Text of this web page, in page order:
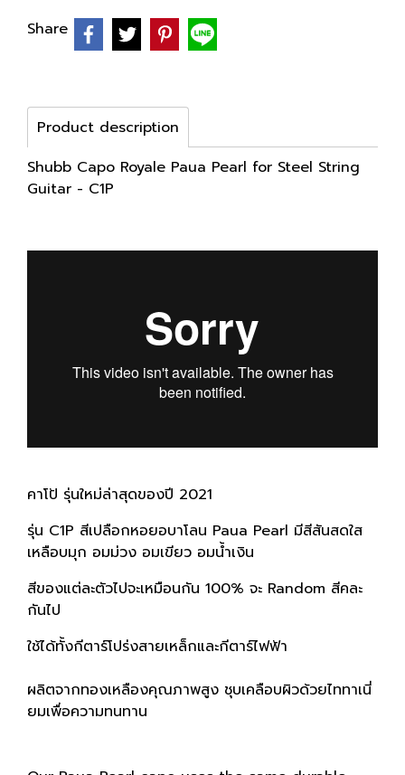
Share
Product description
Shubb Capo Royale Paua Pearl for Steel String
Guitar - C1P
คาโป้ รุ่นใหม่ล่าสุดของปี 2021
รุ่น C1P สีเปลือกหอยอบาโลน Paua Pearl มีสีสันสดใส
เหลือบมุก อมม่วง อมเขียว อมน้ำเงิน
สีของแต่ละตัวไปจะเหมือนกัน 100% จะ Random สีคละ
กันไป
ใช้ได้ทั้งกีตาร์โปร่งสายเหล็กและกีตาร์ไฟฟ้า
ผลิตจากทองเหลืองคุณภาพสูง ชุบเคลือบผิวด้วยไททาเนี่
ยมเพื่อความทนทาน